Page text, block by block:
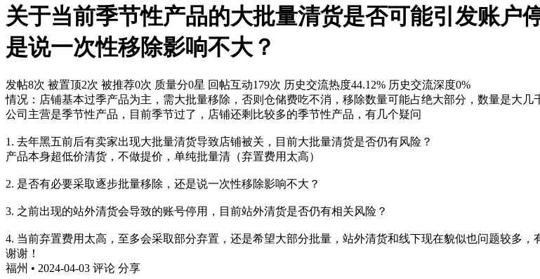
关于当前季节性产品的大批量清货是否可能引发账户
是说一次性移除影响不大？
发帖8次 被置顶2次 被推荐0次 质量分0星 回帖互动179次 历史交流热度44.12% 历史交流深度0%
情况：店铺基本过季产品为主，需大批量移除，否则仓储费吃不消，移除数量可能占绝大部分，数量是大几
公司主营是季节性产品，目前季节过了，店铺还剩比较多的季节性产品，有几个疑问
1. 去年黑五前后有卖家出现大批量清货导致店铺被关，目前大批量清货是否仍有风险？
产品本身超低价清货，不做提价，单纯批量清（弃置费用太高）
2. 是否有必要采取逐步批量移除，还是说一次性移除影响不大？
3. 之前出现的站外清货会导致的账号停用，目前站外清货是否仍有相关风险？
4. 当前弃置费用太高，至多会采取部分弃置，还是希望大部分批量，站外清货和线下现在貌似也问题较多，
谢谢！
福州 • 2024-04-03 评论 分享